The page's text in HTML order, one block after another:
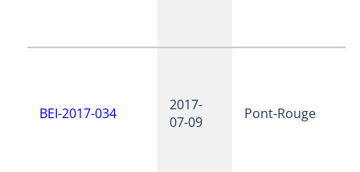
BEI-2017-034
2017-
07-09
Pont-Rouge